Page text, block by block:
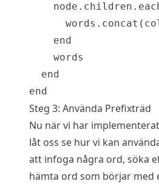
    end
    words
  end
Steg 3: Använda Prefixträd
Nu när vi har
låt oss se hur vi kan
att infoga några ord, söka
hämta ord som börjar med